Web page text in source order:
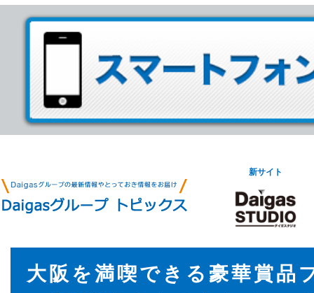
新サイト
大阪を満喫できる豪華賞品